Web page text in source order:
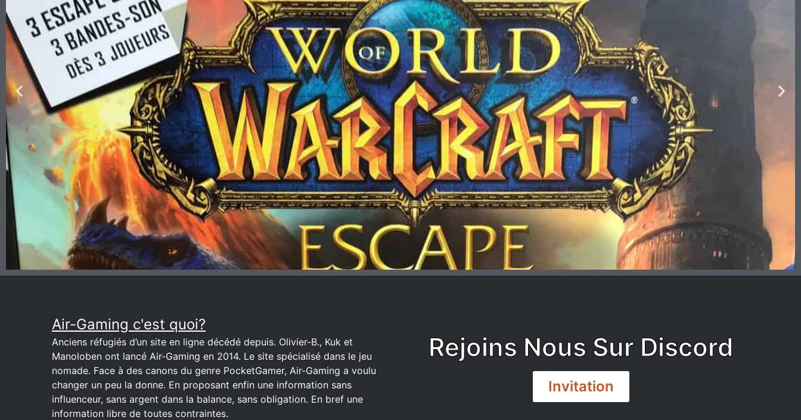
Air-Gaming c'est quoi?
Anciens réfugiés d’un site en ligne décédé depuis. Olivier-B., Kuk et
Manoloben ont lancé Air-Gaming en 2014. Le site spécialisé dans le jeu
nomade. Face à des canons du genre PocketGamer, Air-Gaming a voulu
changer un peu la donne. En proposant enfin une information sans
influenceur, sans argent dans la balance, sans obligation. En bref une
information libre de toutes contraintes.
Rejoins Nous Sur Discord
Invitation